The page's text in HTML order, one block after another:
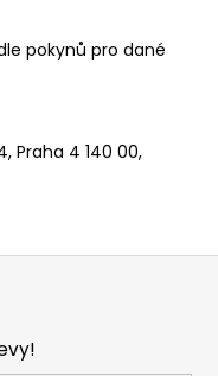
pokynů pro dané
Praha 4 140 00,